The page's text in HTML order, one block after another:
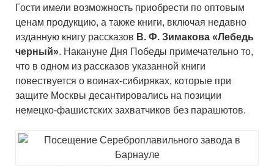
Гости имели возможность приобрести по оптовым
ценам продукцию, а также книги, включая недавно
изданную книгу рассказов В. Ф. Зимакова «Лебедь
черный». Накануне Дня Победы примечательно то,
что в одном из рассказов указанной книги
повествуется о воинах-сибиряках, которые при
защите Москвы десантировались на позиции
немецко-фашистских захватчиков без парашютов.